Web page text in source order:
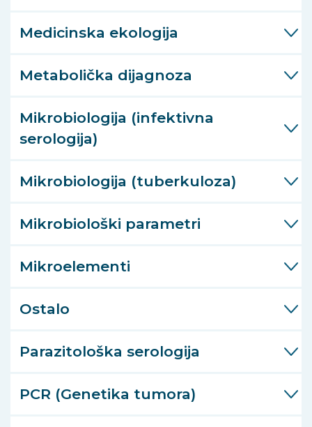
Medicinska ekologija
Metabolička dijagnoza
Mikrobiologija (infektivna
serologija)
Mikrobiologija (tuberkuloza)
Mikrobiološki parametri
Mikroelementi
Ostalo
Parazitološka serologija
PCR (Genetika tumora)